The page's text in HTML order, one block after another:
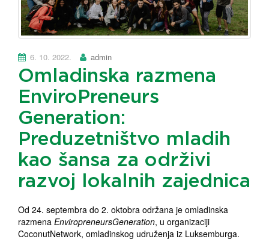
6. 10. 2022. admin
Omladinska razmena
EnviroPreneurs
Generation:
Preduzetništvo mladih
kao šansa za održivi
razvoj lokalnih zajednica
Od 24. septembra do 2. oktobra održana je omladinska
razmena EnviropreneursGeneration, u organizaciji
CoconutNetwork, omladinskog udruženja iz Luksemburga.